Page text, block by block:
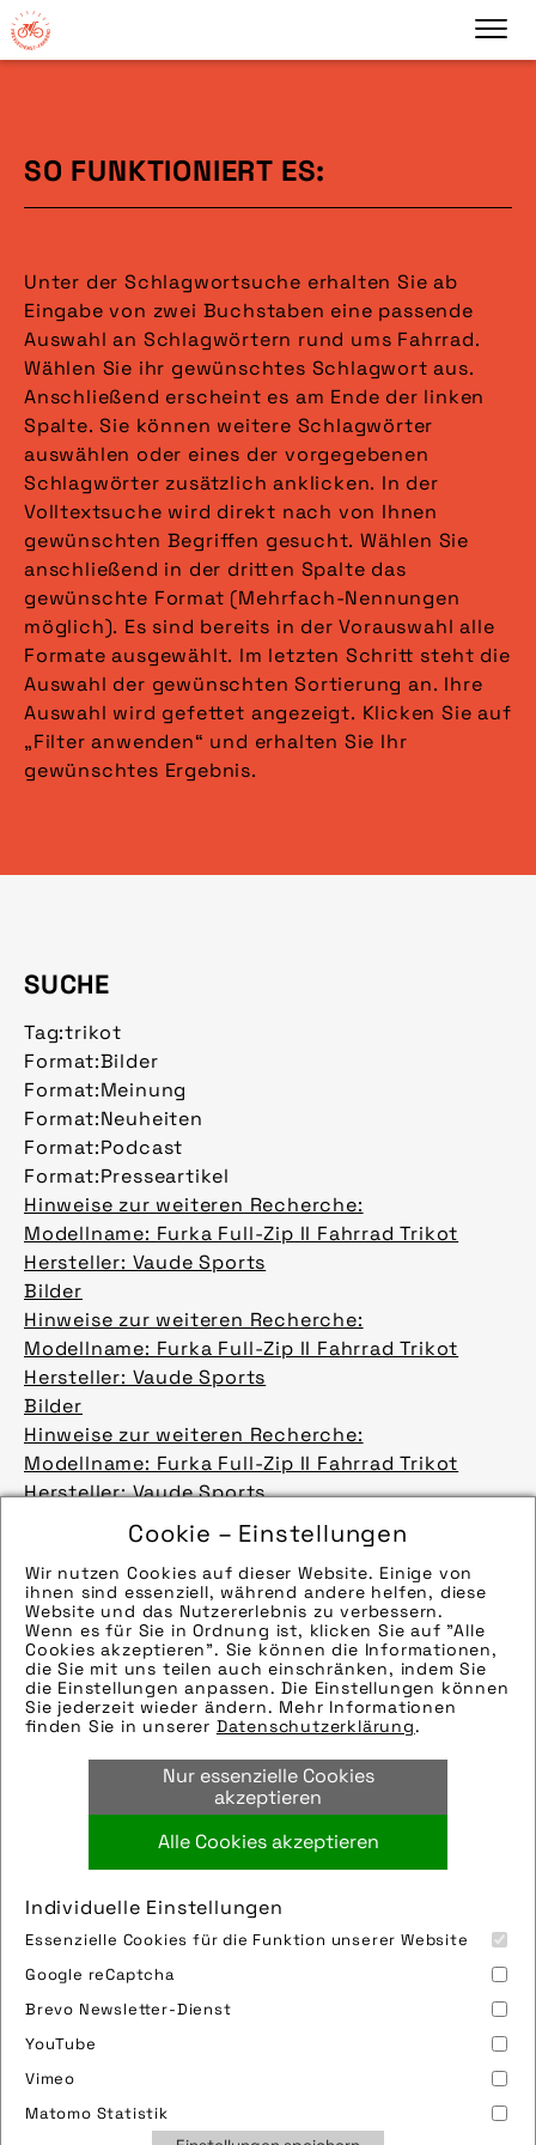
Cookie – Einstellungen
Wir nutzen Cookies auf dieser Website. Einige von
ihnen sind essenziell, während andere helfen, diese
Website und das Nutzererlebnis zu verbessern.
Wenn es für Sie in Ordnung ist, klicken Sie auf "Alle
Cookies akzeptieren". Sie können die Informationen,
die Sie mit uns teilen auch einschränken, indem Sie
die Einstellungen anpassen. Die Einstellungen können
Sie jederzeit wieder ändern. Mehr Informationen
finden Sie in unserer Datenschutzerklärung.
Nur essenzielle Cookies
akzeptieren
Alle Cookies akzeptieren
Individuelle Einstellungen
Essenzielle Cookies für die Funktion unserer Website
Google reCaptcha
Brevo Newsletter-Dienst
YouTube
Vimeo
Matomo Statistik
SO FUNKTIONIERT ES:
Unter der Schlagwortsuche erhalten Sie ab
Eingabe von zwei Buchstaben eine passende
Auswahl an Schlagwörtern rund ums Fahrrad.
Wählen Sie ihr gewünschtes Schlagwort aus.
Anschließend erscheint es am Ende der linken
Spalte. Sie können weitere Schlagwörter
auswählen oder eines der vorgegebenen
Schlagwörter zusätzlich anklicken. In der
Volltextsuche wird direkt nach von Ihnen
gewünschten Begriffen gesucht. Wählen Sie
anschließend in der dritten Spalte das
gewünschte Format (Mehrfach-Nennungen
möglich). Es sind bereits in der Vorauswahl alle
Formate ausgewählt. Im letzten Schritt steht die
Auswahl der gewünschten Sortierung an. Ihre
Auswahl wird gefettet angezeigt. Klicken Sie auf
„Filter anwenden“ und erhalten Sie Ihr
gewünschtes Ergebnis.
SUCHE
Tag:trikot
Format:Bilder
Format:Meinung
Format:Neuheiten
Format:Podcast
Format:Presseartikel
Hinweise zur weiteren Recherche:
Modellname: Furka Full-Zip II Fahrrad Trikot
Hersteller: Vaude Sports
Bilder
Hinweise zur weiteren Recherche:
Modellname: Furka Full-Zip II Fahrrad Trikot
Hersteller: Vaude Sports
Bilder
Hinweise zur weiteren Recherche:
Modellname: Furka Full-Zip II Fahrrad Trikot
Hersteller: Vaude Sports
Hinweise zur weiteren Recherche:
Modellname: Furka Full-Zip II Fahrrad Trikot
Hersteller: Vaude Sports
Bilder
Hinweise zur weiteren Recherche:
Modellname: Furka Full-Zip II Fahrrad Trikot
Hersteller: Vaude Sports
Hinweise zur weiteren Recherche:
Modellname: Furka Full-Zip II Fahrrad Trikot
Hersteller: Vaude Sports
Hinweise zur weiteren Recherche:
Modellname: Furka Full-Zip II Fahrrad Trikot
Hersteller: Vaude Sports
Bilder
Hinweise zur weiteren Recherche:
Modellname: Furka Full-Zip II Fahrrad Trikot
Hinweise zur weiteren Recherche:
mehr laden 9 / 17